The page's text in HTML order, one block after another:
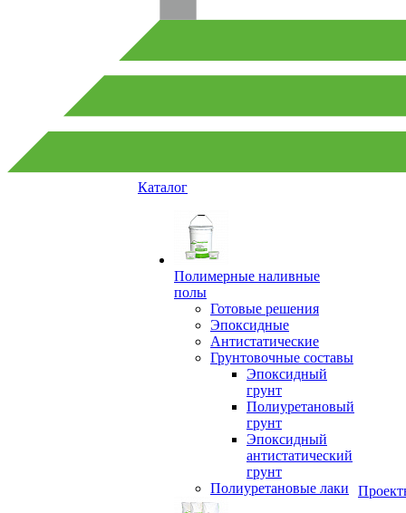
Каталог
Полимерные наливные
полы
Готовые решения
Эпоксидные
Антистатические
Грунтовочные составы
Эпоксидный
грунт
Полиуретановый
грунт
Эпоксидный
антистатический
грунт
Полиуретановые лаки